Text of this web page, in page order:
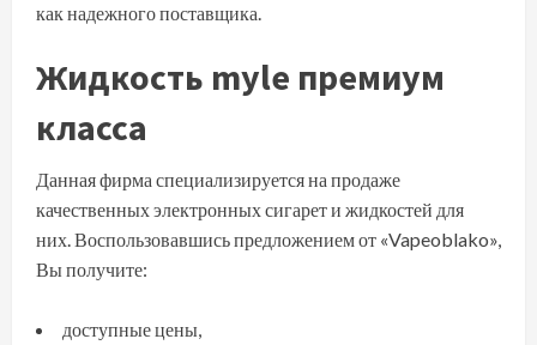
как надежного поставщика.
Жидкость myle премиум
класса
Данная фирма специализируется на продаже
качественных электронных сигарет и жидкостей для
них. Воспользовавшись предложением от «Vapeoblako»,
Вы получите:
доступные цены,